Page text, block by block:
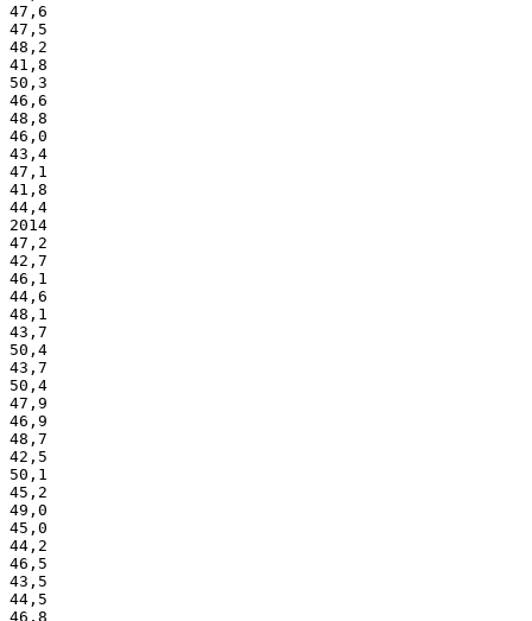
47,6
47,5
48,2
41,8
50,3
46,6
48,8
46,0
43,4
47,1
41,8
44,4
2014
47,2
42,7
46,1
44,6
48,1
43,7
50,4
43,7
50,4
47,9
46,9
48,7
42,5
50,1
45,2
49,0
45,0
44,2
46,5
43,5
44,5
46,8